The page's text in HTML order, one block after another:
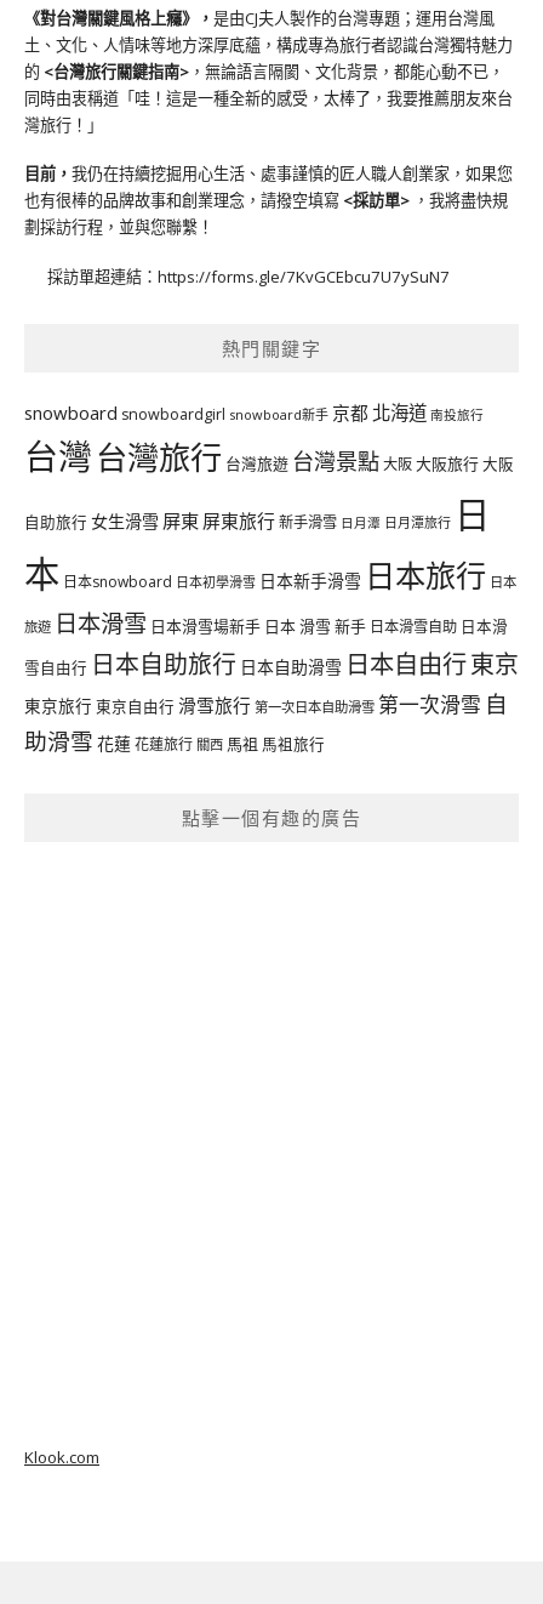
《對台灣關鍵風格上癮》 ， 是由CJ夫人製作的台灣專題；運用台灣風
土、文化、人情味等地方深厚底蘊，構成專為旅行者認識台灣獨特魅力
的 <台灣旅行關鍵指南> ，無論語言隔閡、文化背景，都能心動不已，
同時由衷稱道「哇！這是一種全新的感受，太棒了，我要推薦朋友來台
灣旅行！」
目前， 我仍在持續挖掘用心生活、處事謹慎的匠人職人創業家，如果您
也有很棒的品牌故事和創業理念，請撥空填寫 <採訪單> ，我將盡快規
劃採訪行程，並與您聯繫！
採訪單超連結： https://forms.gle/7KvGCEbcu7U7ySuN7
熱門關鍵字
snowboard snowboardgirl snowboard新手 京都 北海道 南投旅行
台灣台灣旅行 台灣旅遊 台灣景點大阪大阪旅行大阪
自助旅行 女生滑雪 屏東 屏東旅行新手滑雪 日月潭 日月潭旅行 日
本 日本snowboard 日本初學滑雪 日本新手滑雪 日本旅行 日本
旅遊 日本滑雪 日本滑雪場新手 日本 滑雪 新手 日本滑雪自助 日本滑
雪自由行 日本自助旅行 日本自助滑雪 日本自由行東京
東京旅行 東京自由行 滑雪旅行 第一次日本自助滑雪 第一次滑雪 自
助滑雪 花蓮花蓮旅行 關西 馬祖 馬祖旅行
點擊一個有趣的廣告
Klook.com